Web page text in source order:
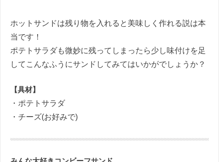
ホットサンドは残り物を入れると美味しく作れる説は本
当です！
ポテトサラダも微妙に残ってしまったら少し味付けを足
してこんなふうにサンドしてみてはいかがでしょうか？
【具材】
・ポテトサラダ
・チーズ(お好みで)